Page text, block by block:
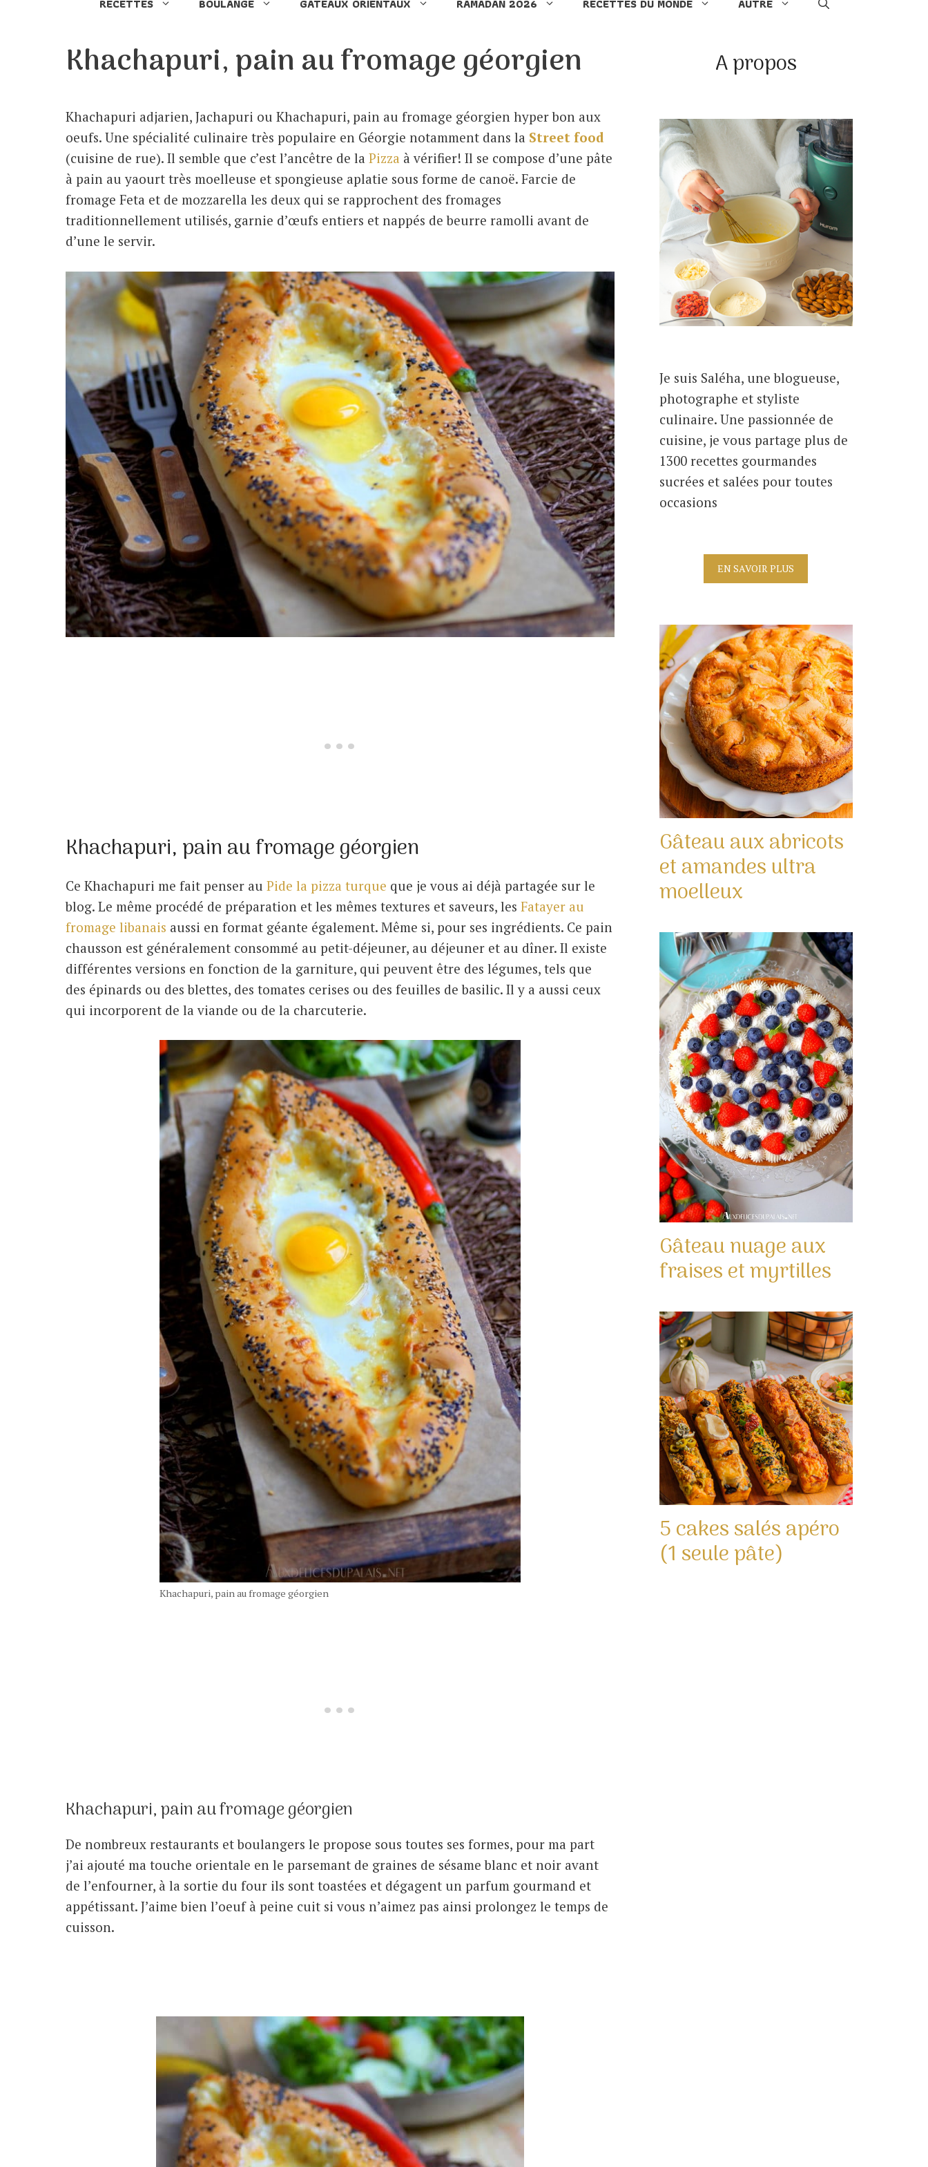
h
RECETTES BOULANGE GATEAUX ORIENTAUX RAMADAN 2026 RECETTES DU MONDE AUTRE
Khachapuri, pain au fromage géorgien
Khachapuri adjarien, Jachapuri ou Khachapuri, pain au fromage géorgien hyper bon aux
oeufs. Une spécialité culinaire très populaire en Géorgie notamment dans la Street food
(cuisine de rue). Il semble que c’est l’ancêtre de la Pizza à vérifier! Il se compose d’une pâte
à pain au yaourt très moelleuse et spongieuse aplatie sous forme de canoë. Farcie de
fromage Feta et de mozzarella les deux qui se rapprochent des fromages
traditionnellement utilisés, garnie d’œufs entiers et nappés de beurre ramolli avant de
d’une le servir.
Khachapuri, pain au fromage géorgien
Ce Khachapuri me fait penser au Pide la pizza turque que je vous ai déjà partagée sur le
blog. Le même procédé de préparation et les mêmes textures et saveurs, les Fatayer au
fromage libanais aussi en format géante également. Même si, pour ses ingrédients. Ce pain
chausson est généralement consommé au petit-déjeuner, au déjeuner et au dîner. Il existe
différentes versions en fonction de la garniture, qui peuvent être des légumes, tels que
des épinards ou des blettes, des tomates cerises ou des feuilles de basilic. Il y a aussi ceux
qui incorporent de la viande ou de la charcuterie.
Khachapuri, pain au fromage géorgien
Khachapuri, pain au fromage géorgien
De nombreux restaurants et boulangers le propose sous toutes ses formes, pour ma part
j’ai ajouté ma touche orientale en le parsemant de graines de sésame blanc et noir avant
de l’enfourner, à la sortie du four ils sont toastées et dégagent un parfum gourmand et
appétissant. J’aime bien l’oeuf à peine cuit si vous n’aimez pas ainsi prolongez le temps de
cuisson.
A propos
Je suis Saléha, une blogueuse,
photographe et styliste
culinaire. Une passionnée de
cuisine, je vous partage plus de
1300 recettes gourmandes
sucrées et salées pour toutes
occasions
EN SAVOIR PLUS
Gâteau aux abricots
et amandes ultra
moelleux
Gâteau nuage aux
fraises et myrtilles
5 cakes salés apéro
(1 seule pâte)